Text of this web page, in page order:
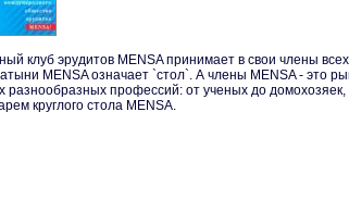
клуб эрудитов MENSA принимает в свои члены
MENSA означает `стол`. А члены MENSA - это
разнообразных профессий: от ученых до
круглого стола MENSA.